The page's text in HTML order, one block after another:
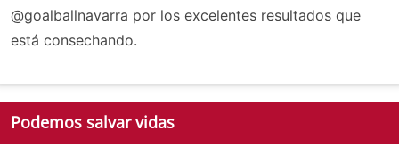
@goalballnavarra por los excelentes resultados que
está consechando.
Podemos salvar vidas